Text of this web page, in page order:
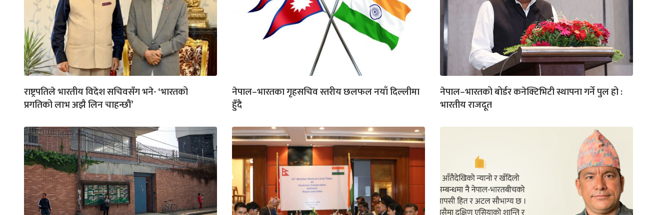
राष्ट्रपतिले भारतीय विदेश सचिवसँग भने- ‘भारतको
प्रगतिको लाभ अझै लिन चाहन्छौं’
नेपाल–भारतका गृहसचिव स्तरीय छलफल नयाँ दिल्लीमा
हुँदै
नेपाल–भारतको बोर्डर कनेक्टिभिटी स्थापना गर्ने पुल हो :
भारतीय राजदूत